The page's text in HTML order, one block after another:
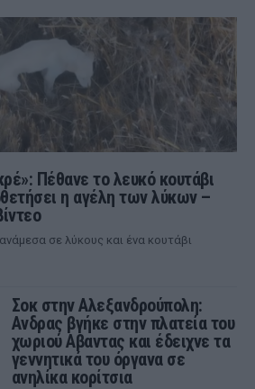
Πέθανε το λευκό κουτάβι
η αγέλη των λύκων –
σε λύκους και ένα κουτάβι
Σοκ στην Αλεξανδρούπολη:
Ανδρας βγήκε στην πλατεία του
χωριού Αβαντας και έδειχνε τα
γεννητικά του όργανα σε
ανηλίκα κορίτσια